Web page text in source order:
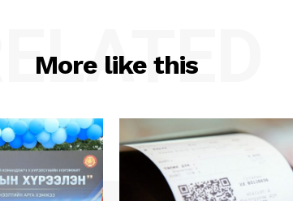
More like this
RELATED